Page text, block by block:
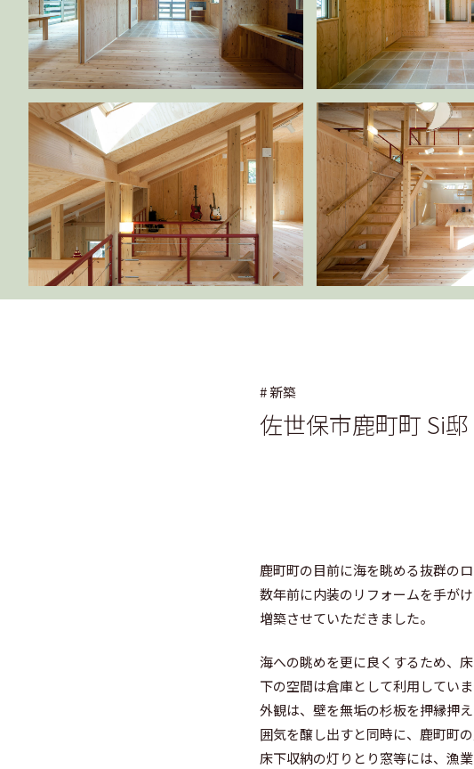
# 新築
佐世保市鹿町町 Si邸
鹿町町の目前に海を眺める抜群の
数年前に内装のリフォームを手が
増築させていただきました。
海への眺めを更に良くするため、
下の空間は倉庫として利用していま
外観は、壁を無垢の杉板を押縁押
囲気を醸し出すと同時に、鹿町町
床下収納の灯りとり窓等には、漁